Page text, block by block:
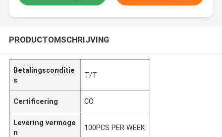
PRODUCTOMSCHRIJVING
Betalingsconditie
s
T/T
Certificering CO
Levering vermoge
n
100PCS PER WEEK